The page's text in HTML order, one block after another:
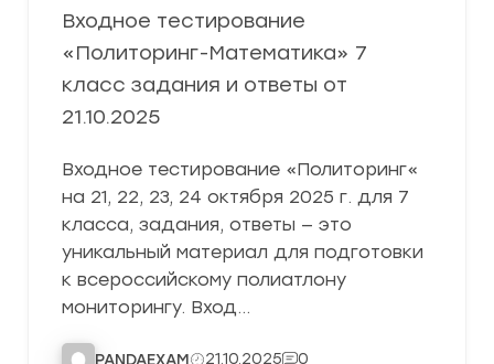
Входное тестирование
«Политоринг-Математика» 7
класс задания и ответы от
21.10.2025
Входное тестирование «Политоринг«
на 21, 22, 23, 24 октября 2025 г. для 7
класса, задания, ответы — это
уникальный материал для подготовки
к всероссийскому полиатлону
мониторингу. Вход…
PANDAEXAM 21.10.2025 0